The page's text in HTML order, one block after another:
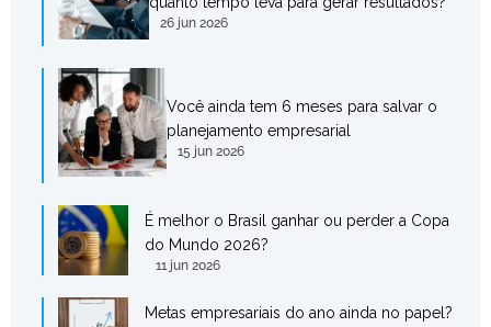
26 jun 2026
Você ainda tem 6 meses para salvar o
planejamento empresarial
15 jun 2026
É melhor o Brasil ganhar ou perder a Copa
do Mundo 2026?
11 jun 2026
Metas empresariais do ano ainda no papel?